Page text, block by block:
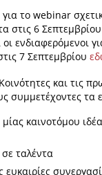
το webinar
στις 6
οι ενδιαφερόμενοι
7 Σεπτεμβρίου
και τις
συμμετέχοντες τα
καινοτόμου
ταλέντα
ευκαιρίες